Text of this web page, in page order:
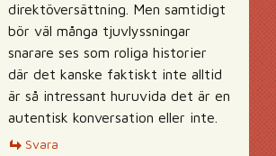
direktöversättning. Men samtidigt
bör väl många tjuvlyssningar
snarare ses som roliga historier
där det kanske faktiskt inte alltid
är så intressant huruvida det är en
autentisk konversation eller inte.
Svara